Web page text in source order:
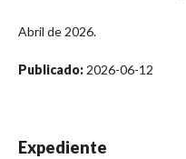
Abril de 2026.
Publicado:2026-06-12
Expediente